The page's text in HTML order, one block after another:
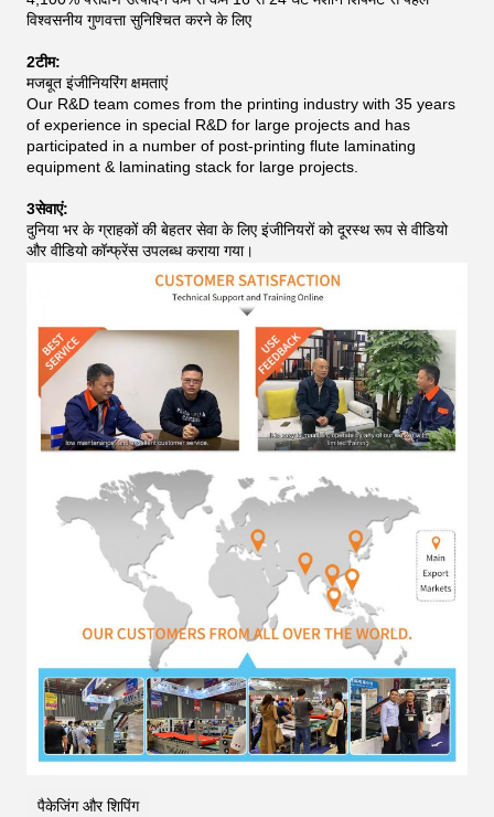
विश्वसनीय गुणवत्ता सुनिश्चित करने के लिए
2टीम:
मजबूत इंजीनियरिंग क्षमताएं
Our R&D team comes from the printing industry with 35 years
of experience in special R&D for large projects and has
participated in a number of post-printing flute laminating
equipment & laminating stack for large projects.
3सेवाएं:
दुनिया भर के ग्राहकों की बेहतर सेवा के लिए इंजीनियरों को दूरस्थ रूप से वीडियो
और वीडियो कॉन्फ्रेंस उपलब्ध कराया गया।
पैकेजिंग और शिपिंग